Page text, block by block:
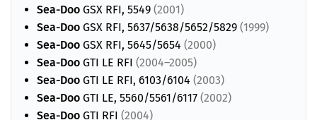
Sea-Doo GSX RFI, 5549 (2001)
Sea-Doo GSX RFI, 5637/5638/5652/5829 (1999)
Sea-Doo GSX RFI, 5645/5654 (2000)
Sea-Doo GTI LE RFI (2004–2005)
Sea-Doo GTI LE RFI, 6103/6104 (2003)
Sea-Doo GTI LE, 5560/5561/6117 (2002)
Sea-Doo GTI RFI (2004)